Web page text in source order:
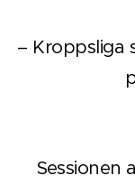
– Kroppsliga
Sessionen